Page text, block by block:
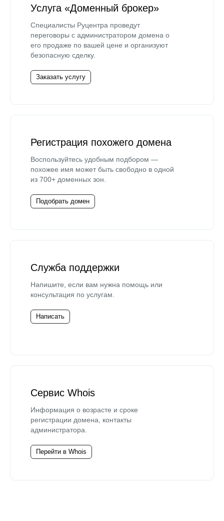
Услуга «Доменный брокер»
Специалисты Руцентра проведут
переговоры с администратором домена о
его продаже по вашей цене и организуют
безопасную сделку.
Заказать услугу
Регистрация похожего домена
Воспользуйтесь удобным подбором —
похожее имя может быть свободно в одной
из 700+ доменных зон.
Подобрать домен
Служба поддержки
Напишите, если вам нужна помощь или
консультация по услугам.
Написать
Сервис Whois
Информация о возрасте и сроке
регистрации домена, контакты
администратора.
Перейти в Whois